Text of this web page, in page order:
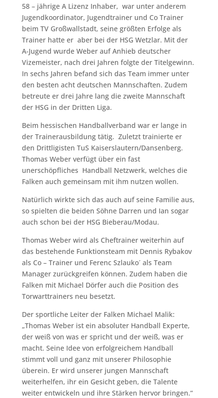
58 – jährige A Lizenz Inhaber, war unter anderem
Jugendkoordinator, Jugendtrainer und Co Trainer
beim TV Großwallstadt, seine größten Erfolge als
Trainer hatte er aber bei der HSG Wetzlar. Mit der
A-Jugend wurde Weber auf Anhieb deutscher
Vizemeister, nach drei Jahren folgte der Titelgewinn.
In sechs Jahren befand sich das Team immer unter
den besten acht deutschen Mannschaften. Zudem
betreute er drei Jahre lang die zweite Mannschaft
der HSG in der Dritten Liga.
Beim hessischen Handballverband war er lange in
der Trainerausbildung tätig. Zuletzt trainierte er
den Drittligisten TuS Kaiserslautern/Dansenberg.
Thomas Weber verfügt über ein fast
unerschöpfliches Handball Netzwerk, welches die
Falken auch gemeinsam mit ihm nutzen wollen.
Natürlich wirkte sich das auch auf seine Familie aus,
so spielten die beiden Söhne Darren und Ian sogar
auch schon bei der HSG Bieberau/Modau.
Thomas Weber wird als Cheftrainer weiterhin auf
das bestehende Funktionsteam mit Dennis Rybakov
als Co – Trainer und Ferenc Szlauko´ als Team
Manager zurückgreifen können. Zudem haben die
Falken mit Michael Dörfer auch die Position des
Torwarttrainers neu besetzt.
Der sportliche Leiter der Falken Michael Malik:
„Thomas Weber ist ein absoluter Handball Experte,
der weiß von was er spricht und der weiß, was er
macht. Seine Idee von erfolgreichem Handball
stimmt voll und ganz mit unserer Philosophie
überein. Er wird unserer jungen Mannschaft
weiterhelfen, ihr ein Gesicht geben, die Talente
weiter entwickeln und ihre Stärken hervor bringen.“